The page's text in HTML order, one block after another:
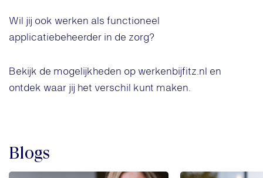
Wil jij ook werken als functioneel
applicatiebeheerder in de zorg?
Bekijk de mogelijkheden op werkenbijfitz.nl en
ontdek waar jij het verschil kunt maken.
Blogs